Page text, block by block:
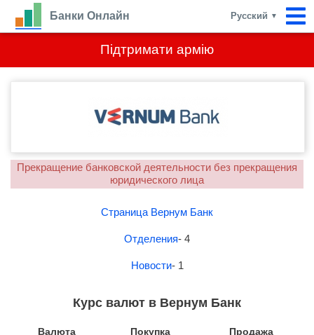
Підтримати армію
Банки Онлайн Русский ▼
Прекращение банковской деятельности без прекращения
юридического лица
Страница Вернум Банк
Отделения- 4
Новости- 1
Курс валют в Вернум Банк
Валюта Покупка Продажа